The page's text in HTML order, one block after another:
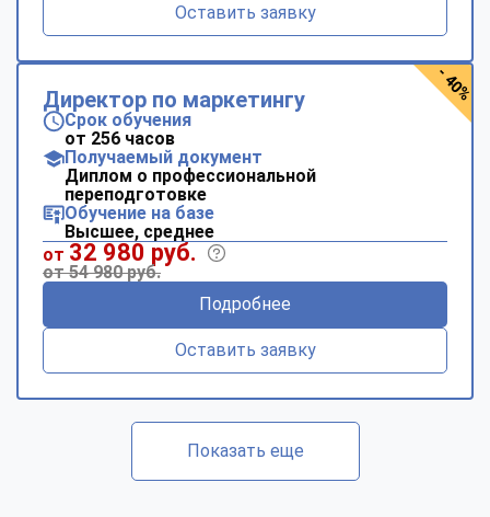
Оставить заявку
Директор по маркетингу
Срок обучения
от 256 часов
Получаемый документ
Диплом о профессиональной
переподготовке
Обучение на базе
Высшее, среднее
от 32 980 руб.
от 54 980 руб.
Подробнее
Оставить заявку
- 40%
Показать еще